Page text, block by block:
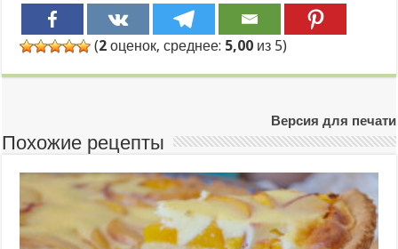
(2 оценок, среднее: 5,00 из 5)
Версия для печати
Похожие рецепты